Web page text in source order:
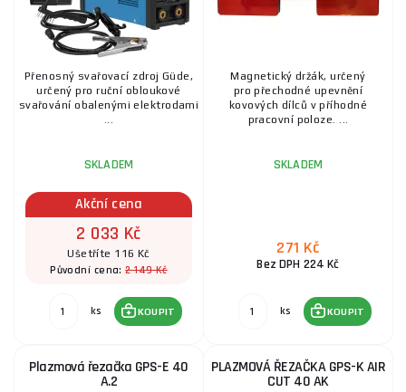
Přenosný svařovací zdroj Güde,
určený pro ruční obloukové
svařování obalenými elektrodami
...
SKLADEM
Akční cena
2 033 Kč
Ušetříte 116 Kč
Původní cena:2 149 Kč
ks KOUPIT
Magnetický držák, určený
pro přechodné upevnění
kovových dílců v příhodné
pracovní poloze. ...
SKLADEM
271 Kč
Bez DPH 224 Kč
ks KOUPIT
Plazmová řezačka GPS-E 40
A.2
PLAZMOVÁ ŘEZAČKA GPS-K AIR
CUT 40 AK